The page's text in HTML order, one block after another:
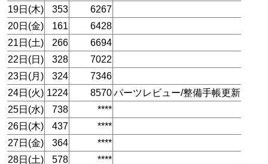
19日(木)
353
6267
20日(金)
161
6428
21日(土)
266
6694
22日(日)
328
7022
23日(月)
324
7346
24日(火) 1224 8570パーツレビュー/整備手帳更新
25日(水)
738
****
26日(木)
437
****
27日(金)
364
****
28日(土)
578
****